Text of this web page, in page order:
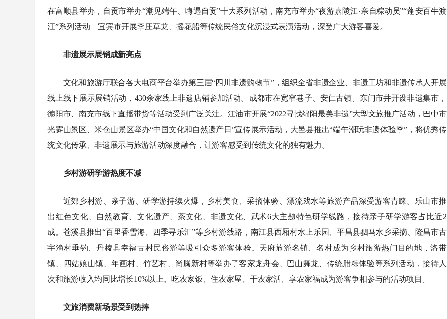
在富顺县举办，自贡市举办“潮见端午、嗨遇自贡”十大系列活动，南充市举办“夜游嘉陵江·亲自粽动员”“蓬安百牛渡
江”系列活动，宜宾市开展李庄草龙、摇花船等传统民俗文化沉浸式表演活动，深受广大游客喜爱。
非遗展示展销成新亮点
文化和旅游厅联合各大电商平台举办第三届“四川非遗购物节”，组织全省非遗企业、非遗工坊和非遗传承人开展
线上线下展示展销活动，430余家线上非遗店铺参加活动。成都市在宽窄巷子、安仁古镇、东门市井开设非遗集市，
德阳市、南充市线下直播带货等活动受到广泛关注。江油市开展“2022寻找绵阳最美非遗”大型文旅推广活动，巴中市
光雾山景区、米仓山景区举办“中国文化和自然遗产日”宣传展示活动，大邑县推出“端午潮玩非遗体验季”，将优秀传
统文化传承、非遗展示与旅游活动深度融合，让游客感受到传统文化的独有魅力。
乡村游研学游热度不减
近郊乡村游、亲子游、研学游持续火爆，乡村美食、采摘体验、漂流戏水等旅游产品深受游客青睐。乐山市推
出红色文化、自然教育、文化遗产、茶文化、非遗文化、武术6大主题特色研学线路，接待亲子研学游客占比近2
成。苍溪县推出“百里香雪海、四季寻乐汇”等乡村游线路，南江县西厢村水上乐园、平昌县驷马水乡采摘、隆昌市古
宇渔村垂钓、丹棱县幸福古村民俗游等吸引众多游客体验。天府旅游名镇、名村成为乡村旅游热门目的地，洛带
镇、四姑娘山镇、年画村、竹艺村、尚腾新村等举办了客家龙舟会、巴山舞龙、传统腊粽体验等系列活动，接待人
次和旅游收入均同比增长10%以上。吃农家饭、住农家屋、干农家活、享农家福成为游客争相参与的活动项目。
文旅消费新场景受到热捧